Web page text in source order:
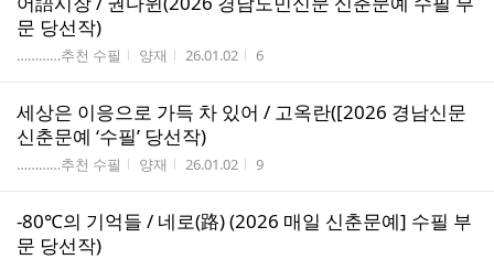
문 당선작)
게시판명
…………추천 수필 작성자
양재 작성시간
26.01.02 조회수
6
세상은 이응으로 가득 차 있어 / 고옥란([2026 경남신문
신춘문예 ‘수필’ 당선작)
게시판명
…………추천 수필 작성자
양재 작성시간
26.01.02 조회수
9
-80℃의 기억들 / 네로(路) (2026 매일 신춘문예] 수필 부
문 당선작)